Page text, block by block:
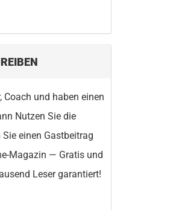
Coach und haben einen
Nutzen Sie die
einen Gastbeitrag
Magazin — Gratis und
Leser garantiert!